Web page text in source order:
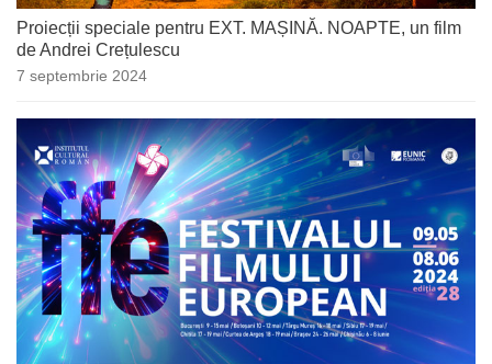
Proiecții speciale pentru EXT. MAȘINĂ. NOAPTE, un film
de Andrei Crețulescu
7 septembrie 2024